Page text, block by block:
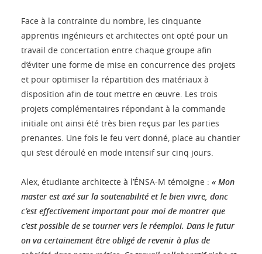
Face à la contrainte du nombre, les cinquante
apprentis ingénieurs et architectes ont opté pour un
travail de concertation entre chaque groupe afin
d’éviter une forme de mise en concurrence des projets
et pour optimiser la répartition des matériaux à
disposition afin de tout mettre en œuvre. Les trois
projets complémentaires répondant à la commande
initiale ont ainsi été très bien reçus par les parties
prenantes. Une fois le feu vert donné, place au chantier
qui s’est déroulé en mode intensif sur cinq jours.
Alex, étudiante architecte à l’ÉNSA-M témoigne : « Mon
master est axé sur la soutenabilité et le bien vivre, donc
c’est effectivement important pour moi de montrer que
c’est possible de se tourner vers le réemploi. Dans le futur
on va certainement être obligé de revenir à plus de